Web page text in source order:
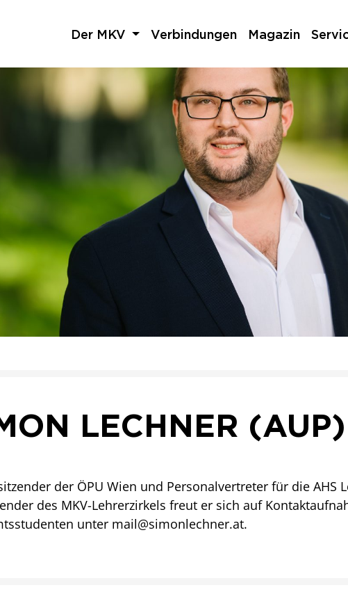
Der MKV Verbindungen Magazin
LECHNER (AUP)
der ÖPU Wien und Personalvertreter für die AHS
des MKV-Lehrerzirkels freut er sich auf
unter mail@simonlechner.at.